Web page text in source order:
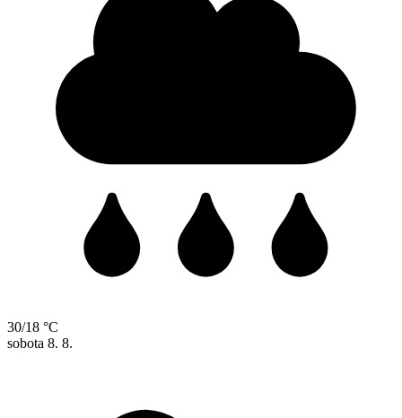
30/18 °C
sobota 8. 8.